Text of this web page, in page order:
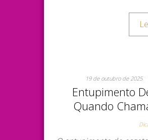
19 de outubro de 2025
Entupimento
Quando